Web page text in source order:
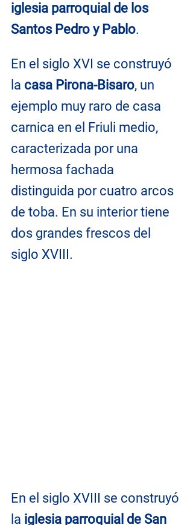
iglesia parroquial de los
Santos Pedro y Pablo.
En el siglo XVI se construyó
la casa Pirona-Bisaro, un
ejemplo muy raro de casa
carnica en el Friuli medio,
caracterizada por una
hermosa fachada
distinguida por cuatro arcos
de toba. En su interior tiene
dos grandes frescos del
siglo XVIII.
En el siglo XVIII se construyó
la iglesia parroquial de San